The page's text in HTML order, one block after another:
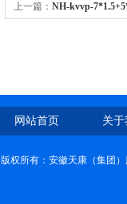
上一篇： NH-kvvp-
网站首页 关
版权所有：安徽天康（集团